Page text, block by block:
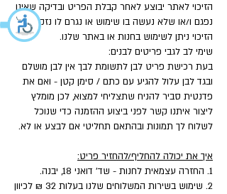
הזיכוי לאתר יבוצע לאחר קבלת הפריט ובדיקה שאינו
נפגם ו/או שלא נעשה בו שימוש או נגרם לו נזק.
הזיכוי ניתן לשימוש בחנות או באתר שלנו.
שימי לב לגבי פריטים לבנים:
בעת רכישת פריט לבן לתשומת לבך אין לבן מושלם
ובגד לבן עלול להגיע עם כתם / סימן קטן - ואם את
פדנטית סביר להניח שתצליחי למצוא, לכן מומלץ
ליצור איתנו קשר לפני ביצוע ההזמנה כדי שנוכל
לשלוח לך תמונות ובהתאם תחליטי אם לבצע או לא.
איך את יכולה להחליף/להחזיר פריט:
1. החזרה עצמאית לחנות - שד' דואני 18, יבנה.
2. שימוש בשירות המשלוחים שלנו בעלות 32 ₪ לכיוון